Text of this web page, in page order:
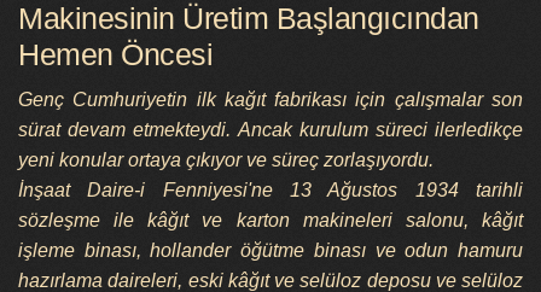
Makinesinin Üretim Başlangıcından
Hemen Öncesi
Genç Cumhuriyetin ilk kağıt fabrikası için çalışmalar son
sürat devam etmekteydi. Ancak kurulum süreci ilerledikçe
yeni konular ortaya çıkıyor ve süreç zorlaşıyordu.
İnşaat Daire-i Fenniyesi'ne 13 Ağustos 1934 tarihli
sözleşme ile kâğıt ve karton makineleri salonu, kâğıt
işleme binası, hollander öğütme binası ve odun hamuru
hazırlama daireleri, eski kâğıt ve selüloz deposu ve selüloz